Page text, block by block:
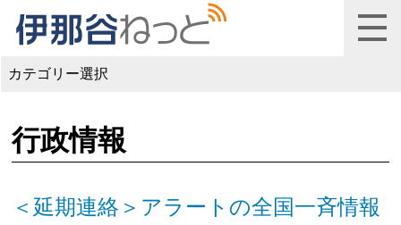
カテゴリー選択
行政情報
＜延期連絡＞アラートの全国一斉情報